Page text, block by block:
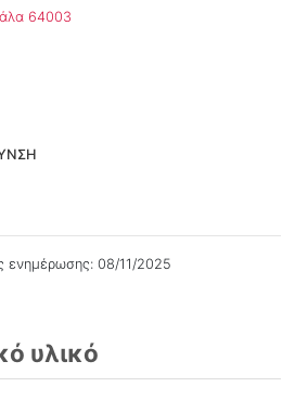
64003
ενημέρωσης: 08/11/2025
υλικό